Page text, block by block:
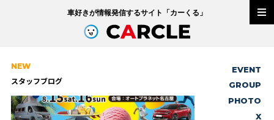
車好きが情報発信するサイト「カーくる 」
NEW
スタッフブログ
EVENT
GROUP
PHOTO
X